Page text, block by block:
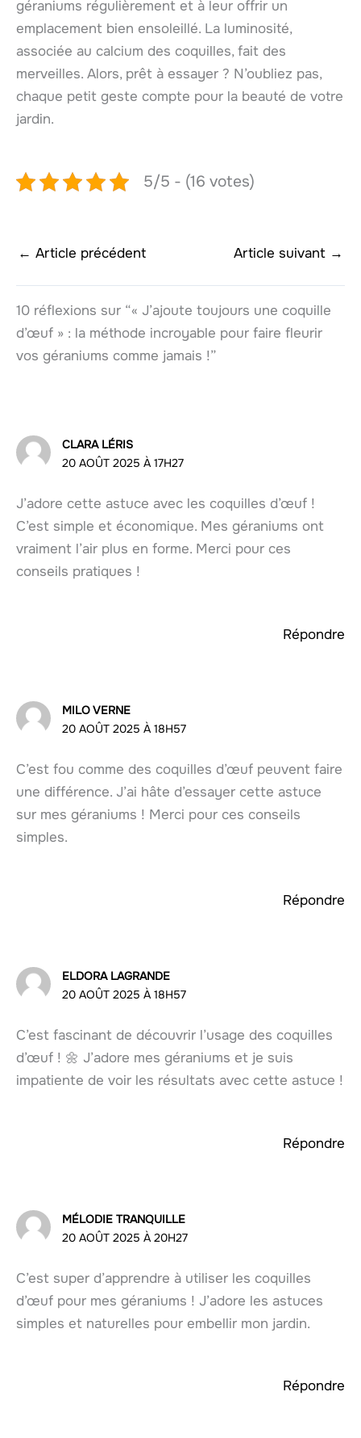
géraniums régulièrement et à leur offrir un
emplacement bien ensoleillé. La luminosité,
associée au calcium des coquilles, fait des
merveilles. Alors, prêt à essayer ? N’oubliez pas,
chaque petit geste compte pour la beauté de votre
jardin.
5/5 - (16 votes)
← Article précédent Article suivant →
10 réflexions sur “« J’ajoute toujours une coquille
d’œuf » : la méthode incroyable pour faire fleurir
vos géraniums comme jamais !”
CLARA LÉRIS
20 AOÛT 2025 À 17H27
J’adore cette astuce avec les coquilles d’œuf !
C’est simple et économique. Mes géraniums ont
vraiment l’air plus en forme. Merci pour ces
conseils pratiques !
Répondre
MILO VERNE
20 AOÛT 2025 À 18H57
C’est fou comme des coquilles d’œuf peuvent faire
une différence. J’ai hâte d’essayer cette astuce
sur mes géraniums ! Merci pour ces conseils
simples.
Répondre
ELDORA LAGRANDE
20 AOÛT 2025 À 18H57
C’est fascinant de découvrir l’usage des coquilles
d’œuf ! 🌼 J’adore mes géraniums et je suis
impatiente de voir les résultats avec cette astuce !
Répondre
MÉLODIE TRANQUILLE
20 AOÛT 2025 À 20H27
C’est super d’apprendre à utiliser les coquilles
d’œuf pour mes géraniums ! J’adore les astuces
simples et naturelles pour embellir mon jardin.
Répondre